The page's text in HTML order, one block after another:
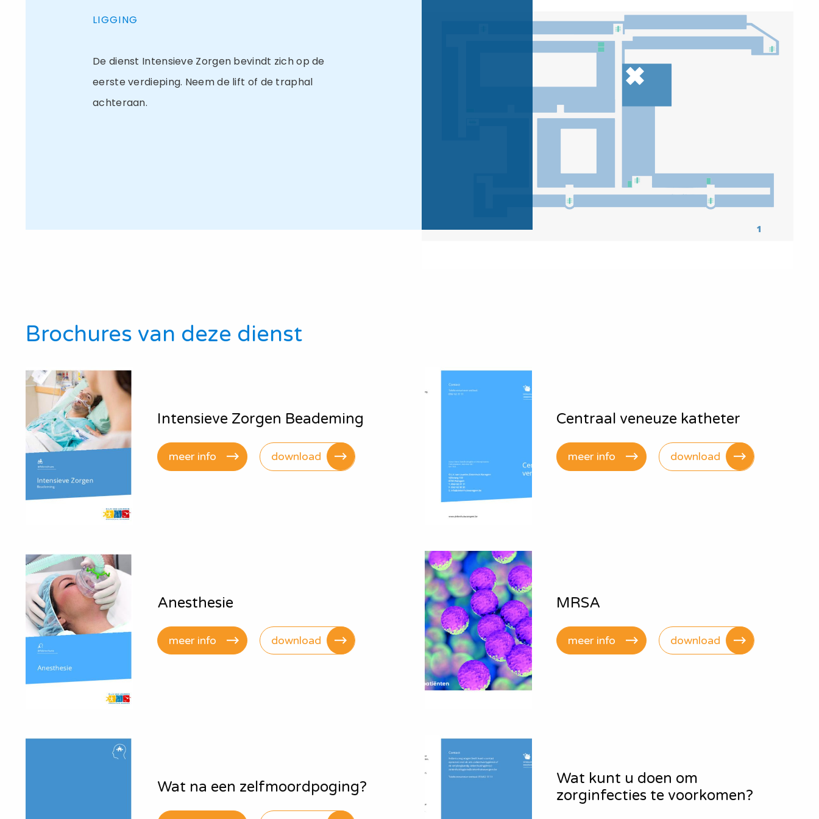
LIGGING
De dienst Intensieve Zorgen bevindt zich op de
eerste verdieping. Neem de lift of de traphal
achteraan.
Brochures van deze dienst
Intensieve Zorgen Beademing
meer info download
Centraal veneuze katheter
meer info download
Anesthesie
meer info download
MRSA
meer info download
Wat na een zelfmoordpoging?
Wat kunt u doen om
zorginfecties te voorkomen?